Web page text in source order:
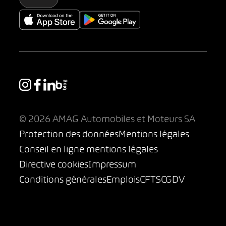
© 2026 AMAG Automobiles et Moteurs SA
Protection des donnéesMentions légales
Conseil en ligne mentions légales
Directive cookiesImpressum
Conditions généralesEmploisCFTSCGDV